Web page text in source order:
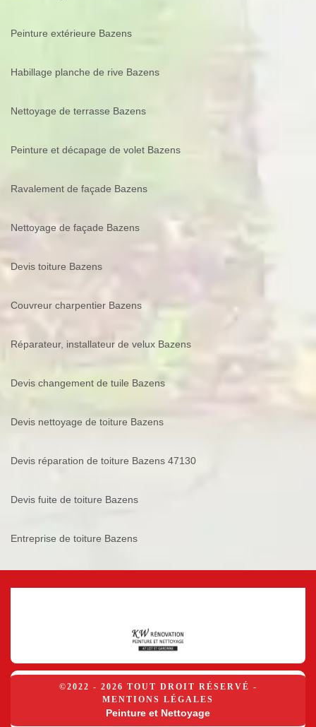
Peinture extérieure Bazens
Habillage planche de rive Bazens
Nettoyage de terrasse Bazens
Peinture et décapage de volet Bazens
Ravalement de façade Bazens
Nettoyage de façade Bazens
Devis toiture Bazens
Couvreur charpentier Bazens
Réparateur, installateur de velux Bazens
Devis changement de tuile Bazens
Devis nettoyage de toiture Bazens
Devis réparation de toiture Bazens 47130
Devis fuite de toiture Bazens
Entreprise de toiture Bazens
©2022 - 2026 TOUT DROIT RÉSERVÉ -
MENTIONS LÉGALES
Peinture et Nettoyage